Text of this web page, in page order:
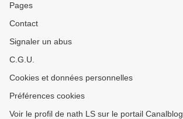
Pages
Contact
Signaler un abus
C.G.U.
Cookies et données personnelles
Préférences cookies
Voir le profil de nath LS sur le portail Canalblog